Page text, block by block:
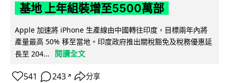
基地 上年組裝增至5500萬部
Apple 加速將 iPhone 生產線由中國轉往印度，目標兩年內將
產量最高 50% 移至當地。印度政府推出關稅豁免及稅務優惠延
長至 204...
閱讀全文
541 243 ↗ 分享